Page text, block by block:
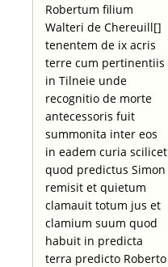
Robertum filium
Walteri de Chereuill[]
tenentem de ix acris
terre cum pertinentiis
in Tilneie unde
recognitio de morte
antecessoris fuit
summonita inter eos
in eadem curia scilicet
quod predictus Simon
remisit et quietum
clamauit totum jus et
clamium suum quod
habuit in predicta
terra predicto Roberto